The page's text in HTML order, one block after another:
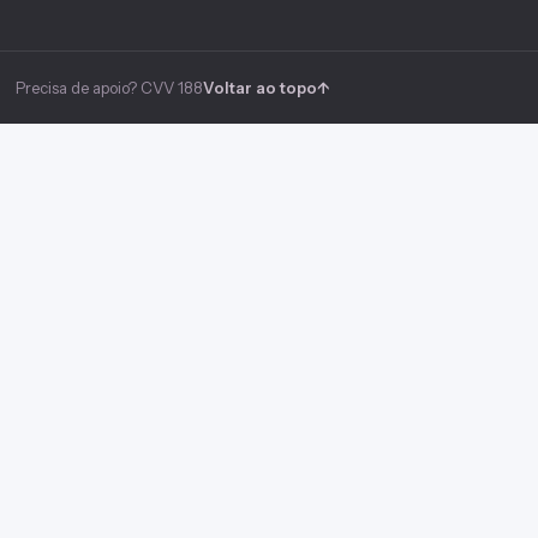
Precisa de apoio? CVV 188Voltar ao topo↑